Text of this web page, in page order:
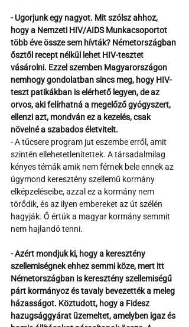
- Ugorjunk egy nagyot. Mit szólsz ahhoz,
hogy a Nemzeti HIV/AIDS Munkacsoportot
több éve össze sem hívták? Németországban
ősztől recept nélkül lehet HIV-tesztet
vásárolni. Ezzel szemben Magyarországon
nemhogy gondolatban sincs meg, hogy HIV-
teszt patikákban is elérhető legyen, de az
orvos, aki felírhatná a megelőző gyógyszert,
ellenzi azt, mondván ez a kezelés, csak
növelné a szabados életvitelt.
- A tűcsere program jut eszembe erről, amit
szintén ellehetetlenítettek. A társadalmilag
kényes témák amik nem férnek bele ennek az
úgymond keresztény szellemű kormány
elképzeléseibe, azzal ez a kormány nem
törődik, és az ilyen embereket az út szélén
hagyják. Ő értük a magyar kormány semmit
nem hajlandó tenni.
- Azért mondjuk ki, hogy a keresztény
szellemiségnek ehhez semmi köze, mert itt
Németországban is keresztény szellemiségű
párt kormányoz és tavaly bevezették a meleg
házasságot. Köztudott, hogy a Fidesz
hazugsággyárat üzemeltet, amelyben igaz és